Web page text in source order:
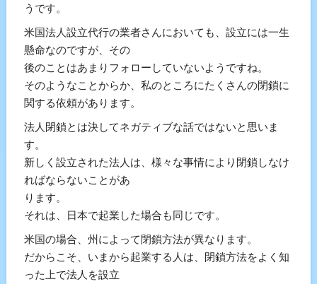
うです。
米国法人設立代行の業者さんにおいても、設立には一生
懸命なのですが、その
後のことはあまりフォローしていないようですね。
そのようなことからか、私のところにたくさんの閉鎖に
関する依頼があります。
法人閉鎖とは決してネガティブな話ではないと思いま
す。
新しく設立された法人は、様々な事情により閉鎖しなけ
ればならないことがあ
ります。
それは、日本で起業した場合も同じです。
米国の場合、州によって閉鎖方法が異なります。
だからこそ、いまから起業する人は、閉鎖方法をよく知
った上で法人を設立